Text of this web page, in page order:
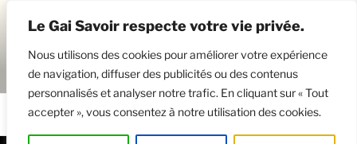
Le Gai Savoir respecte votre vie privée.
Nous utilisons des cookies pour améliorer votre expérience
de navigation, diffuser des publicités ou des contenus
personnalisés et analyser notre trafic. En cliquant sur « Tout
accepter », vous consentez à notre utilisation des cookies.
contenu
principal
GAISAVOIR
Osez le théâtre !
Menu